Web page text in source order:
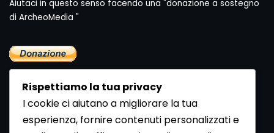
Aiutaci in questo senso facendo una "donazione a sostegno
di ArcheoMedia "
Rispettiamo la tua privacy
I cookie ci aiutano a migliorare la tua
esperienza, fornire contenuti personalizzati e